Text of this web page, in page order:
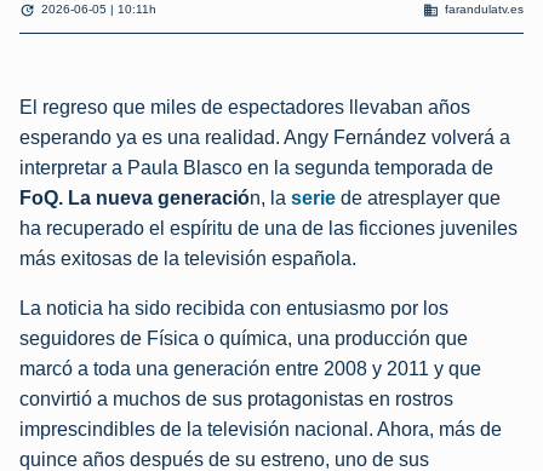
update 2026-06-05 | 10:11h domain farandulatv.es
El regreso que miles de espectadores llevaban años
esperando ya es una realidad. Angy Fernández volverá a
interpretar a Paula Blasco en la segunda temporada de
FoQ. La nueva generación, la serie de atresplayer que
ha recuperado el espíritu de una de las ficciones juveniles
más exitosas de la televisión española.
La noticia ha sido recibida con entusiasmo por los
seguidores de Física o química, una producción que
marcó a toda una generación entre 2008 y 2011 y que
convirtió a muchos de sus protagonistas en rostros
imprescindibles de la televisión nacional. Ahora, más de
quince años después de su estreno, uno de sus